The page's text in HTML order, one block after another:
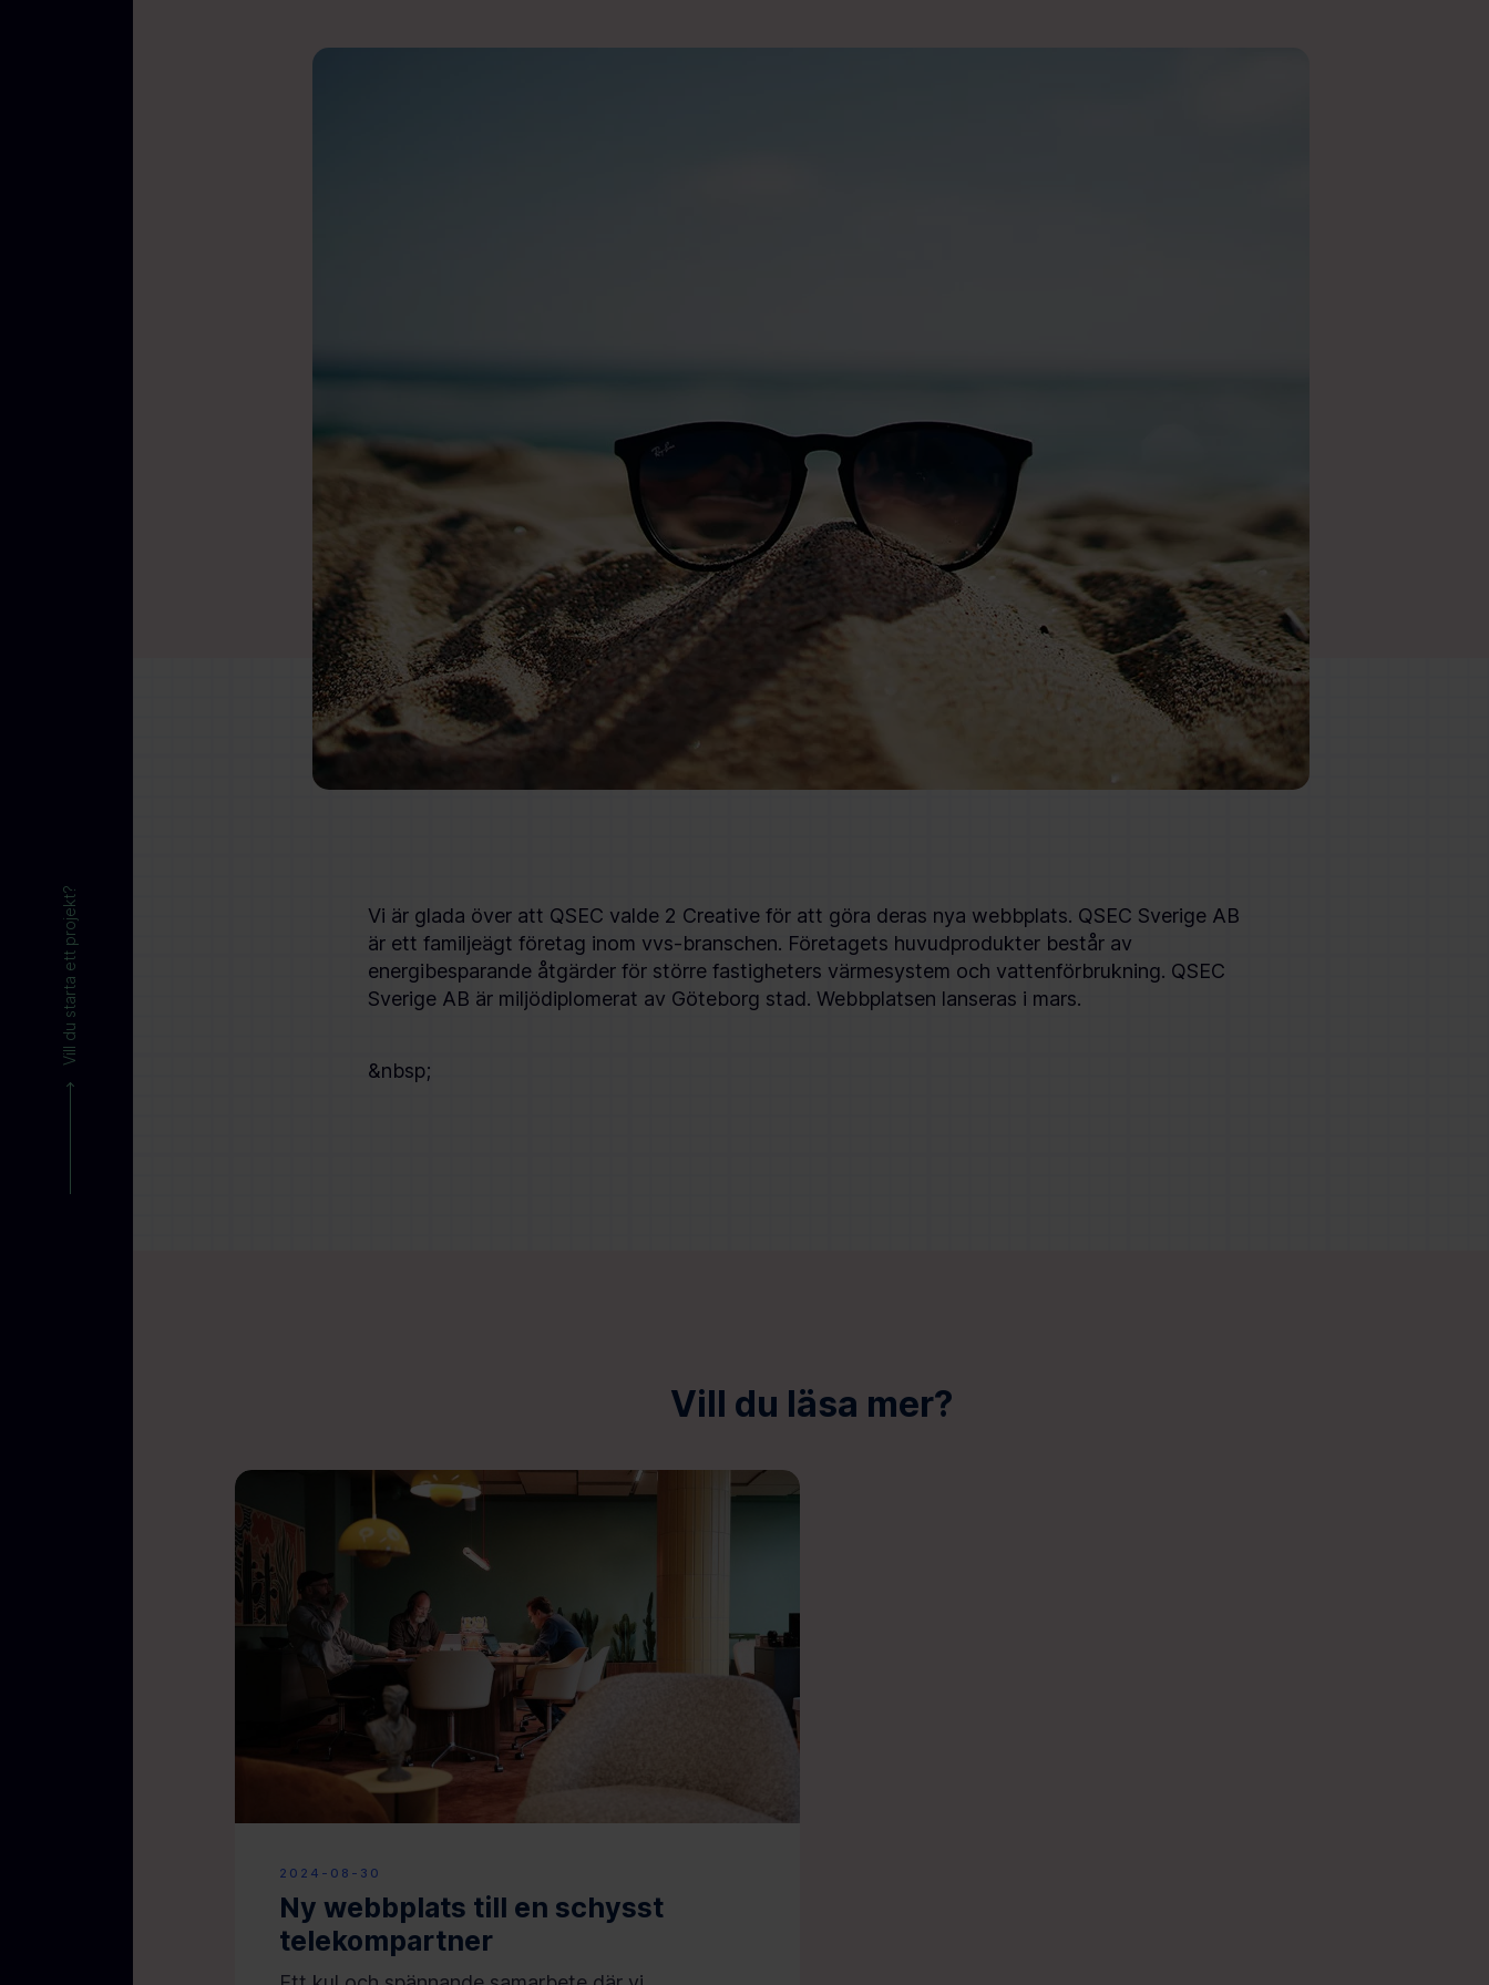
Vill du starta ett projekt?
Vi är glada över att QSEC valde 2 Creative för att göra deras nya webbplats. QSEC Sverige AB
är ett familjeägt företag inom vvs-branschen. Företagets huvudprodukter består av
energibesparande åtgärder för större fastigheters värmesystem och vattenförbrukning. QSEC
Sverige AB är miljödiplomerat av Göteborg stad. Webbplatsen lanseras i mars.
&nbsp;
Vill du läsa mer?
2024-08-30
Ny webbplats till en schysst
telekompartner